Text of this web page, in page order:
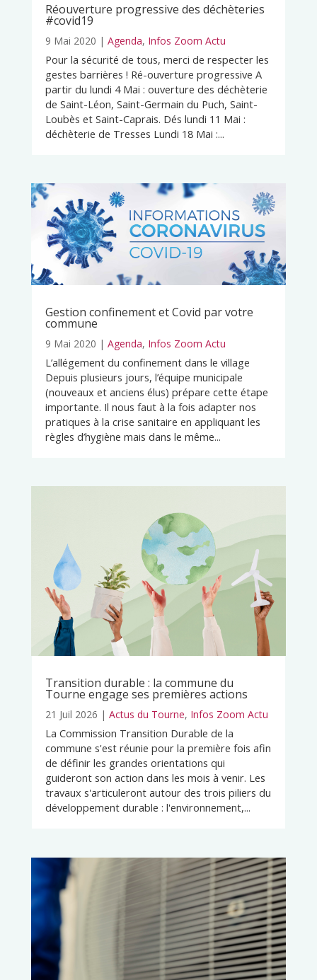
Réouverture progressive des déchèteries
#covid19
9 Mai 2020 | Agenda, Infos Zoom Actu
Pour la sécurité de tous, merci de respecter les
gestes barrières ! Ré-ouverture progressive A
partir du lundi 4 Mai : ouverture des déchèterie
de Saint-Léon, Saint-Germain du Puch, Saint-
Loubès et Saint-Caprais. Dés lundi 11 Mai :
déchèterie de Tresses Lundi 18 Mai :...
Gestion confinement et Covid par votre
commune
9 Mai 2020 | Agenda, Infos Zoom Actu
L’allégement du confinement dans le village
Depuis plusieurs jours, l’équipe municipale
(nouveaux et anciens élus) prépare cette étape
importante. Il nous faut à la fois adapter nos
pratiques à la crise sanitaire en appliquant les
règles d’hygiène mais dans le même...
Transition durable : la commune du
Tourne engage ses premières actions
21 Juil 2026 | Actus du Tourne, Infos Zoom Actu
La Commission Transition Durable de la
commune s'est réunie pour la première fois afin
de définir les grandes orientations qui
guideront son action dans les mois à venir. Les
travaux s'articuleront autour des trois piliers du
développement durable : l'environnement,...